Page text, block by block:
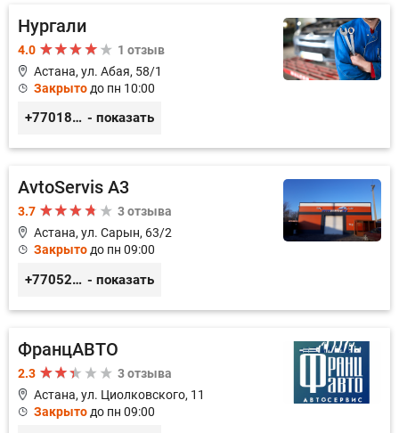
Нургали
4.0
1 отзыв
Астана, ул. Абая, 58/1
Закрыто до пн 10:00
+77018150536 - показать
AvtoServis A3
3.7
3 отзыва
Астана, ул. Сарын, 63/2
Закрыто до пн 09:00
+77052327760 - показать
ФранцАВТО
2.3
3 отзыва
Астана, ул. Циолковского, 11
Закрыто до пн 09:00